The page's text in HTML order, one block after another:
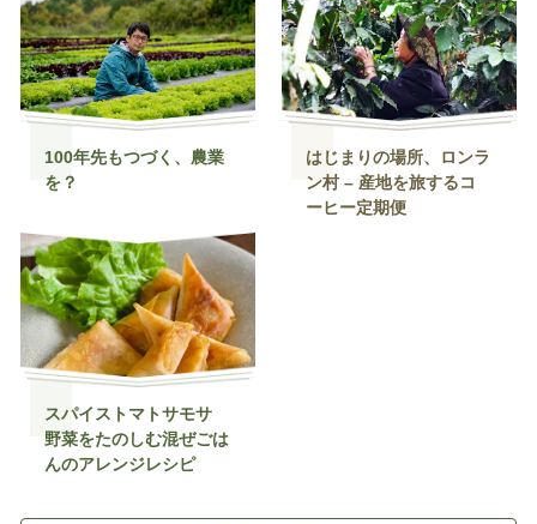
100年先もつづく、農業
を？
はじまりの場所、ロンラ
ン村 – 産地を旅するコ
ーヒー定期便
スパイストマトサモサ
野菜をたのしむ混ぜごは
んのアレンジレシピ